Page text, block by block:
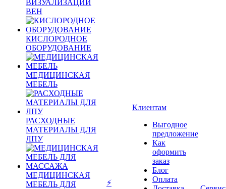
ВИЗУАЛИЗАЦИИ
ВЕН
КИСЛОРОДНОЕ
ОБОРУДОВАНИЕ
МЕДИЦИНСКАЯ
МЕБЕЛЬ
РАСХОДНЫЕ
МАТЕРИАЛЫ ДЛЯ
ЛПУ
МЕДИЦИНСКАЯ
МЕБЕЛЬ ДЛЯ
⚡
Клиентам
Выгодное
предложение
Как
оформить
заказ
Блог
Оплата